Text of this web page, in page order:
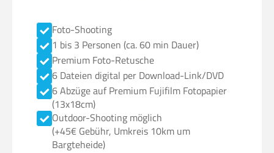
Foto-Shooting
1 bis 3 Personen (ca. 60 min Dauer)
Premium Foto-Retusche
6 Dateien digital per Download-Link/DVD
6 Abzüge auf Premium Fujifilm Fotopapier
(13x18cm)
Outdoor-Shooting möglich
(+45€ Gebühr, Umkreis 10km um
Bargteheide)